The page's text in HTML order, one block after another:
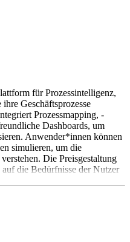
für Prozessintelligenz,
Geschäftsprozesse
Prozessmapping, -
Dashboards, um
Anwender*innen können
simulieren, um die
Die Preisgestaltung
die Bedürfnisse der Nutzer